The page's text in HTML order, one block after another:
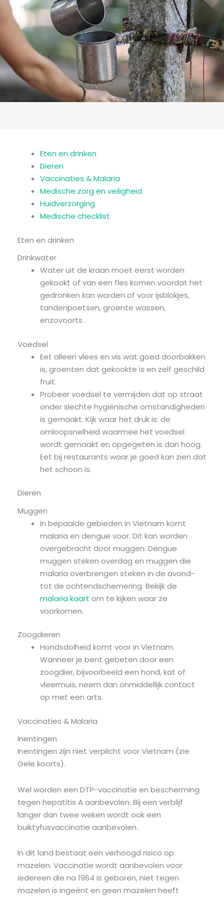
Eten en drinken
Dieren
Vaccinaties & Malaria
Medische zorg en veiligheid
Huidverzorging
Medische checklist
Eten en drinken
Drinkwater
Water uit de kraan moet eerst worden
gekookt of van een fles komen voordat het
gedronken kan worden of voor ijsblokjes,
tandenpoetsen, groente wassen,
enzovoorts .
Voedsel
Eet alleen vlees en vis wat goed doorbakken
is, groenten dat gekookte is en zelf geschild
fruit.
Probeer voedsel te vermijden dat op straat
onder slechte hygiënische omstandigheden
is gemaakt. Kijk waar het druk is: de
omloopsnelheid waarmee het voedsel
wordt gemaakt en opgegeten is dan hoog.
Eet bij restaurants waar je goed kan zien dat
het schoon is.
Dieren
Muggen
In bepaalde gebieden in Vietnam komt
malaria en dengue voor. Dit kan worden
overgebracht door muggen. Dengue
muggen steken overdag en muggen die
malaria overbrengen steken in de avond-
tot de ochtendschemering. Bekijk de
malaria kaart om te kijken waar ze
voorkomen.
Zoogdieren
Hondsdolheid komt voor in Vietnam.
Wanneer je bent gebeten door een
zoogdier, bijvoorbeeld een hond, kat of
vleermuis, neem dan onmiddellijk contact
op met een arts.
Vaccinaties & Malaria
Inentingen
Inentingen zijn niet verplicht voor Vietnam (zie
Gele koorts).
Wel worden een DTP-vaccinatie en bescherming
tegen hepatitis A aanbevolen. Bij een verblijf
langer dan twee weken wordt ook een
buiktyfusvaccinatie aanbevolen.
In dit land bestaat een verhoogd risico op
mazelen. Vaccinatie wordt aanbevolen voor
iedereen die na 1964 is geboren, niet tegen
mazelen is ingeënt en geen mazelen heeft